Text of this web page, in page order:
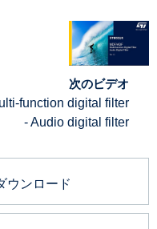
次のビデオ
function digital filter
- Audio digital filter
ウンロード